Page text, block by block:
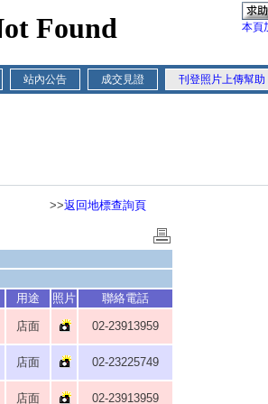
本頁
站內公告 成交見證 刊登照片上傳幫助
>>返回地標查詢頁
用途 照片 聯絡電話
店面 02-23913959
店面 02-23225749
店面 02-23913959